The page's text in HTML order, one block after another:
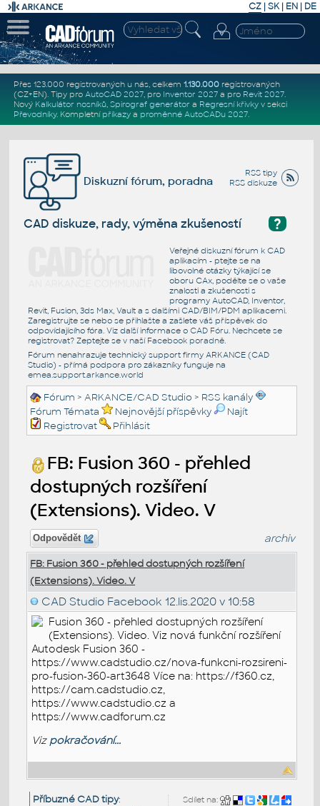
CZ | SK| EN | DE
Přes 123.000 registrovaných u nás, celkem 1.130.000registrovaných
(CZ+EN). Tipy pro AutoCAD 2027, pro Inventor 2027a pro Revit 2027.
Nový Kalkulátor nosníků, Spirograf generátor a Regresní křivkyv sekci
Převodníky. Kompletní příkazya proměnné AutoCADu 2027.
RSS tipy
RSS diskuze
Diskuzní fórum, poradna
?
CAD diskuze, rady, výměna zkušeností
Veřejné diskuzní fórum k CAD
aplikacím - ptejte se na
libovolné otázky týkající se
oboru CAx, podělte se o vaše
znalosti a zkušenosti s
programy AutoCAD, Inventor,
Revit, Fusion, 3ds Max, Vault a s dalšími CAD/BIM/PDM aplikacemi.
Zaregistrujte se nebo se přihlašte a zašlete váš příspěvek do
odpovídajícího fóra. Viz další informace o CAD Fóru. Nechcete se
registrovat? Zeptejte se v naší Facebook poradně.
Fórum nenahrazuje technický support firmy ARKANCE (CAD
Studio) - přímá podpora pro zákazníky funguje na
emea.support.arkance.world
Fórum >ARKANCE/CAD Studio > RSS kanály
Fórum Témata
Nejnovější příspěvky
Najít
Registrovat
Přihlásit
FB: Fusion 360 - přehled
dostupných rozšíření
(Extensions). Video. V
Odpovědět archiv
FB: Fusion 360 - přehled dostupných rozšíření
(Extensions). Video. V
CAD Studio Facebook 12.lis.2020 v 10:58
Fusion 360 - přehled dostupných rozšíření
(Extensions). Video. Viz nová funkční rozšíření
Autodesk Fusion 360 -
https://www.cadstudio.cz/nova-funkcni-rozsireni-
pro-fusion-360-art3648 Více na: https://f360.cz,
https://cam.cadstudio.cz,
https://www.cadstudio.cz a
https://www.cadforum.cz
Viz pokračování...
Sdílet na:
Příbuzné CAD tipy: